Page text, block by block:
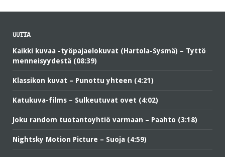
UUTTA
Kaikki kuvaa -työpajaelokuvat (Hartola-Sysmä) – Tyttö
menneisyydestä (08:39)
Klassikon kuvat – Punottu yhteen (4:21)
Katukuva-films – Sulkeutuvat ovet (4:02)
Joku random tuotantoyhtiö varmaan – Paahto (3:18)
Nightsky Motion Picture – Suoja (4:59)